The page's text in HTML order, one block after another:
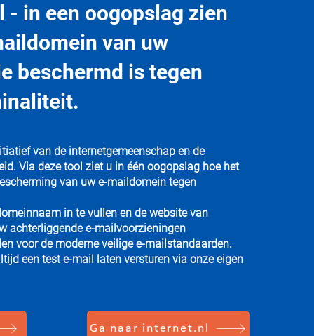
- in een oogopslag zien
van uw
beschermd is tegen
van de internetgemeenschap en de
Via deze tool ziet u in één oogopslag hoe het
van uw e-maildomein tegen
in te vullen en de website van
achterliggende e-mailvoorzieningen
voor de moderne veilige e-mailstandaarden.
een test e-mail laten versturen via onze eigen
Ga naar internet.nl